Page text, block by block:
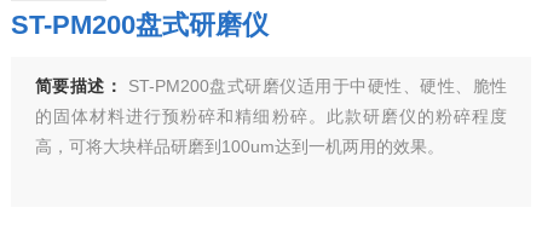
ST-PM200盘式研磨仪
简要描述：
ST-PM200盘式研磨仪适用于中硬性、硬性、脆性
的固体材料进行预粉碎和精细粉碎。此款研磨仪的粉碎程度
高，可将大块样品研磨到100um达到一机两用的效果。